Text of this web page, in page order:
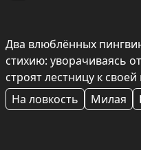
Два влюблённых
стихию: уворачиваясь
строят лестницу к
На ловкость
Милая